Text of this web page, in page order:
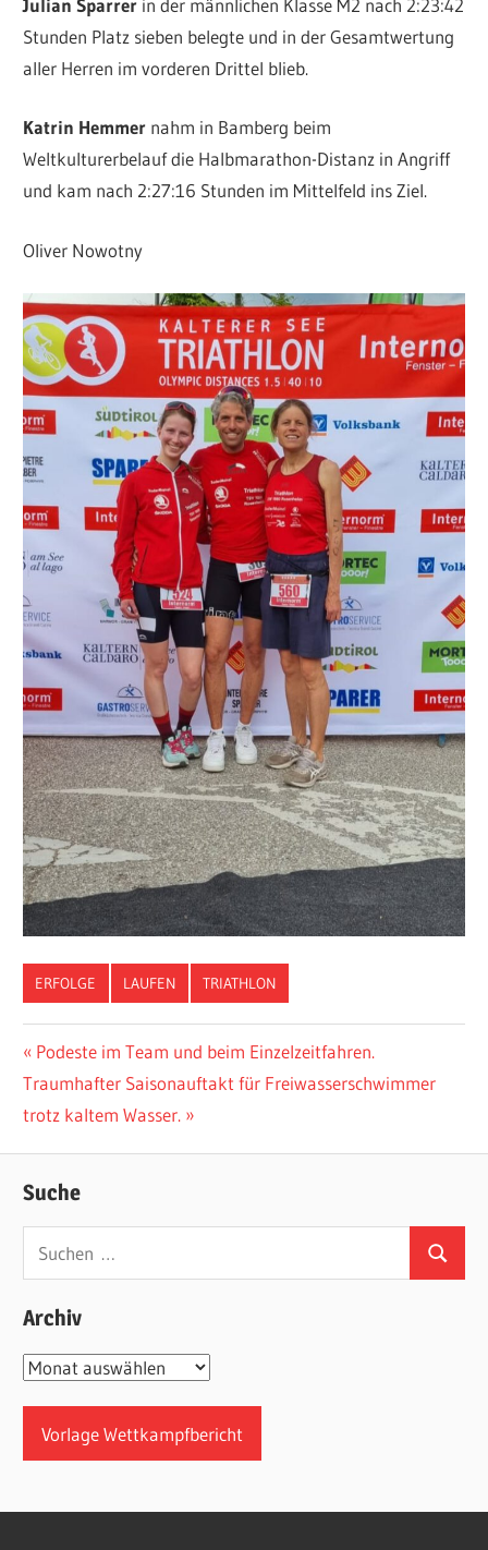
Stunden Platz sieben belegte und in der Gesamtwertung
aller Herren im vorderen Drittel blieb.
Katrin Hemmer nahm in Bamberg beim
Weltkulturerbelauf die Halbmarathon-Distanz in Angriff
und kam nach 2:27:16 Stunden im Mittelfeld ins Ziel.
Oliver Nowotny
ERFOLGE LAUFEN TRIATHLON
Beitragsnavigation
Vorheriger
Beitrag:
Podeste im Team und beim Einzelzeitfahren.
Nächster
Beitrag:
Traumhafter Saisonauftakt für Freiwasserschwimmer
trotz kaltem Wasser.
Suche
Suchen
nach:
Suchen
Archiv
Archiv
Vorlage Wettkampfbericht